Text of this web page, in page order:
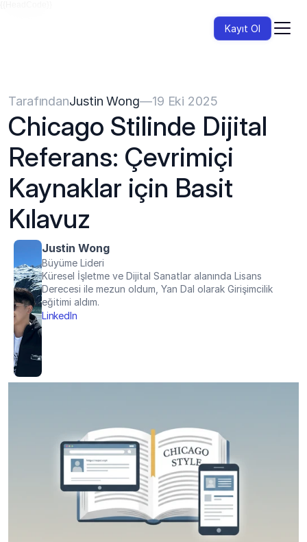
Kayıt Ol
TarafındanJustin Wong—19 Eki 2025
Chicago Stilinde Dijital
Referans: Çevrimiçi
Kaynaklar için Basit
Kılavuz
Justin Wong
Büyüme Lideri
Küresel İşletme ve Dijital Sanatlar alanında Lisans
Derecesi ile mezun oldum, Yan Dal olarak Girişimcilik
eğitimi aldım.
LinkedIn